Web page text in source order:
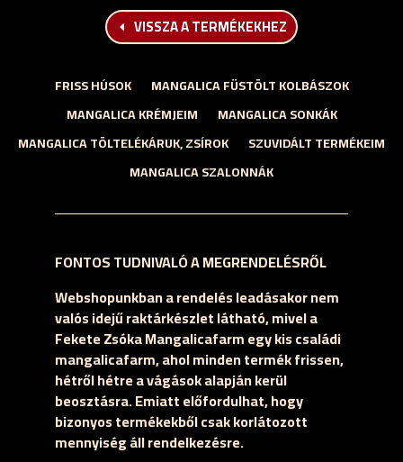
VISSZA A TERMÉKEKHEZ
FRISS HÚSOK
MANGALICA FÜSTÖLT KOLBÁSZOK
MANGALICA KRÉMJEIM
MANGALICA SONKÁK
MANGALICA TÖLTELÉKÁRUK, ZSÍROK
SZUVIDÁLT TERMÉKEIM
MANGALICA SZALONNÁK
FONTOS TUDNIVALÓ A MEGRENDELÉSRŐL
Webshopunkban a rendelés leadásakor nem
valós idejű raktárkészlet látható, mivel a
Fekete Zsóka Mangalicafarm egy kis családi
mangalicafarm, ahol minden termék frissen,
hétről hétre a vágások alapján kerül
beosztásra. Emiatt előfordulhat, hogy
bizonyos termékekből csak korlátozott
mennyiség áll rendelkezésre.